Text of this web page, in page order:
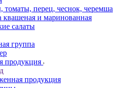
томаты, перец, чеснок, черемша
квашеная и маринованная
салаты
группа
продукция
продукция